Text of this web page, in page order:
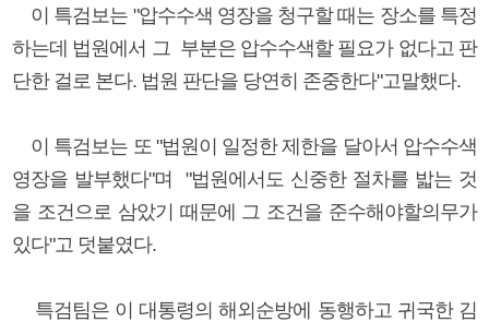
이 특검보는 "압수수색 영장을 청구할 때는 장소를 특정
하는데 법원에서 그 부분은 압수수색할 필요가 없다고 판
단한 걸로 본다. 법원 판단을 당연히 존중한다"고말했다.
이 특검보는 또 "법원이 일정한 제한을 달아서 압수수색
영장을 발부했다"며 "법원에서도 신중한 절차를 밟는 것
을 조건으로 삼았기 때문에 그 조건을 준수해야할의무가
있다"고 덧붙였다.
특검팀은 이 대통령의 해외순방에 동행하고 귀국한 김